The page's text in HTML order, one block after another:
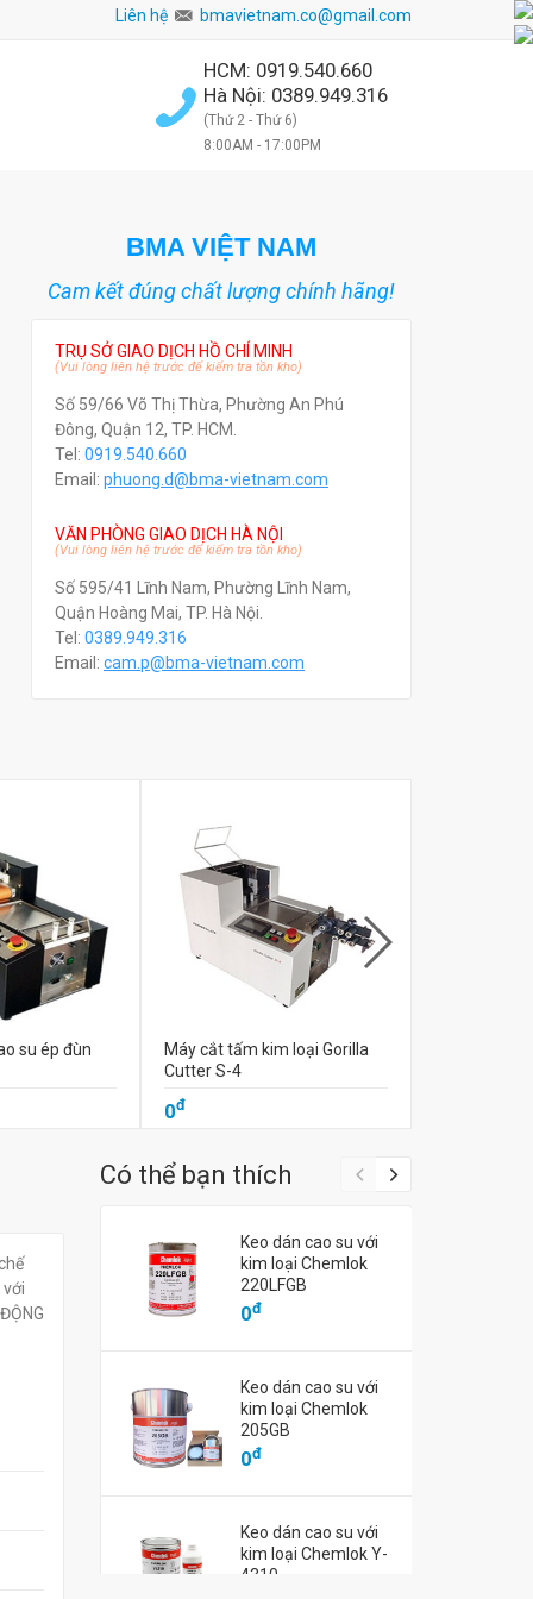
Liên hệ bmavietnam.co@gmail.com
HCM: 0919.540.660
Hà Nội: 0389.949.316
(Thứ 2 - Thứ 6)
8:00AM - 17:00PM
BMA VIỆT NAM
Cam kết đúng chất lượng chính hãng!
TRỤ SỞ GIAO DỊCH HỒ CHÍ MINH
(Vui lòng liên hệ trước để kiểm tra tồn kho)
Số 59/66 Võ Thị Thừa, Phường An Phú
Đông, Quận 12, TP. HCM.
Tel: 0919.540.660
Email: phuong.d@bma-vietnam.com
VĂN PHÒNG GIAO DỊCH HÀ NỘI
(Vui lòng liên hệ trước để kiểm tra tồn kho)
Số 595/41 Lĩnh Nam, Phường Lĩnh Nam,
Quận Hoàng Mai, TP. Hà Nội.
Tel: 0389.949.316
Email: cam.p@bma-vietnam.com
su ép đùn
Máy cắt tấm kim loại Gorilla
Cutter S-4
0đ
Có thể bạn thích
Keo dán cao su với
kim loại Chemlok
220LFGB
0đ
Keo dán cao su với
kim loại Chemlok
205GB
0đ
Keo dán cao su với
kim loại Chemlok Y-
4310